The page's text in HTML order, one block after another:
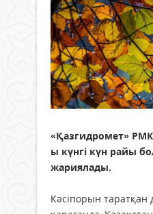
«Қазгидромет»
ы күнгі күн райы
жариялады.
Кәсіпорын таратқан